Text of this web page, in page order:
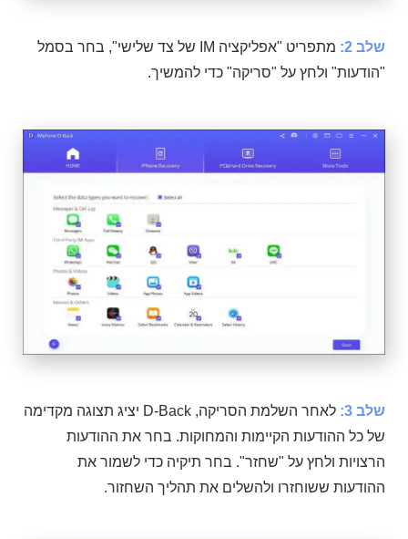
שלב 2:
מתפריט "אפליקציה IM של צד שלישי", בחר בסמל
"הודעות" ולחץ על "סריקה" כדי להמשיך.
שלב 3:
לאחר השלמת הסריקה, D-Back יציג תצוגה מקדימה
של כל ההודעות הקיימות והמחוקות. בחר את ההודעות
הרצויות ולחץ על "שחזר". בחר תיקיה כדי לשמור את
ההודעות ששוחזרו ולהשלים את תהליך השחזור.